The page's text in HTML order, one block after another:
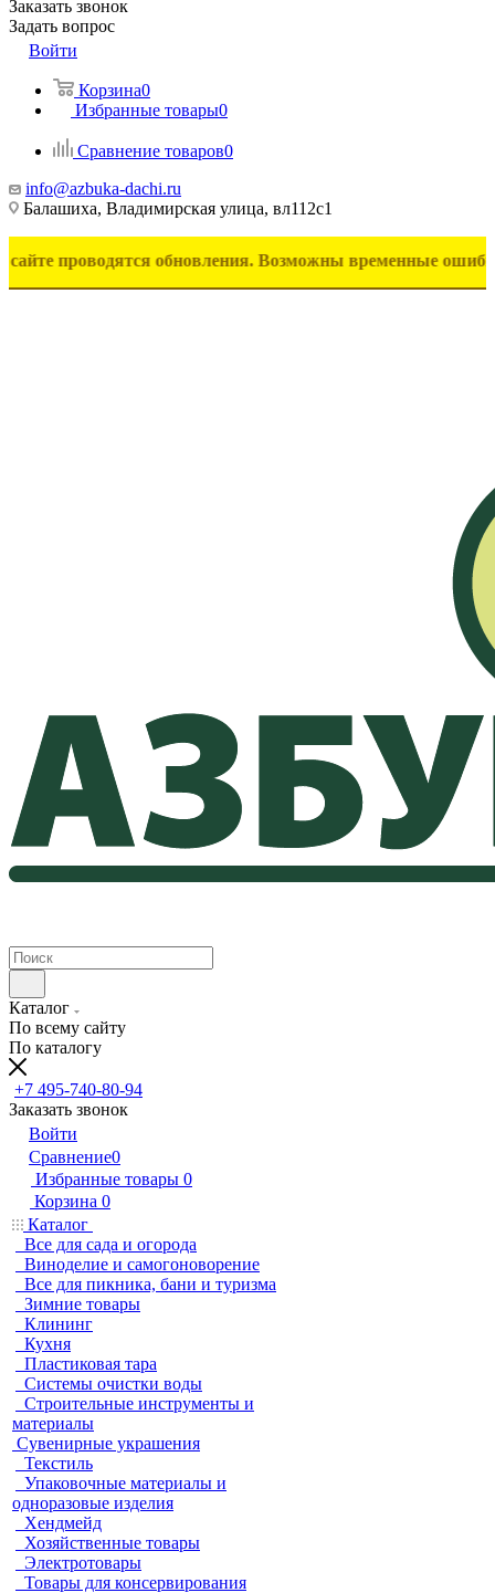
Заказать звонок
Задать вопрос
Войти
Корзина0
Избранные товары0
Сравнение товаров0
info@azbuka-dachi.ru
Балашиха, Владимирская улица, вл112с1
обновления. Возможны временные ошибки в
Каталог
По всему сайту
По каталогу
+7 495-740-80-94
Заказать звонок
Войти
Сравнение0
Избранные товары 0
Корзина 0
Каталог
Все для сада и огорода
Виноделие и самогоноворение
Все для пикника, бани и туризма
Зимние товары
Клининг
Кухня
Пластиковая тара
Системы очистки воды
Строительные инструменты и
материалы
Сувенирные украшения
Текстиль
Упаковочные материалы и
одноразовые изделия
Хендмейд
Хозяйственные товары
Электротовары
Товары для консервирования